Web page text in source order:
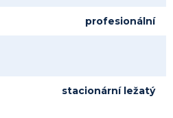
profesionální
stacionární ležatý